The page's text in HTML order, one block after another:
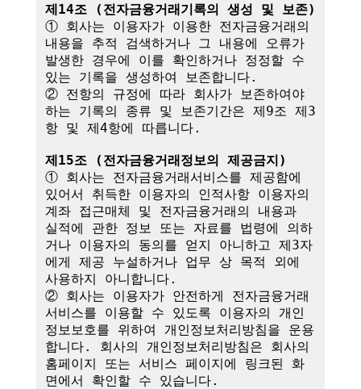
제14조 (전자금융거래기록의 생성 및 보존)
① 회사는 이용자가 이용한 전자금융거래의
내용을 추적 검색하거나 그 내용에 오류가
발생한 경우에 이를 확인하거나 정정할 수
있는 기록을 생성하여 보존합니다.
② 전항의 규정에 따라 회사가 보존하여야
하는 기록의 종류 및 보존기간은 제9조 제3
항 및 제4항에 따릅니다.
제15조 (전자금융거래정보의 제공금지)
① 회사는 전자금융거래서비스를 제공함에
있어서 취득한 이용자의 인적사항 이용자의
계좌 접근매체 및 전자금융거래의 내용과
실적에 관한 정보 또는 자료를 법령에 의하
거나 이용자의 동의를 얻지 아니하고 제3자
에게 제공 누설하거나 업무 상 목적 외에
사용하지 아니합니다.
② 회사는 이용자가 안전하게 전자금융거래
서비스를 이용할 수 있도록 이용자의 개인
정보보호를 위하여 개인정보처리방침을 운용
합니다. 회사의 개인정보처리방침은 회사의
홈페이지 또는 서비스 페이지에 링크된 화
면에서 확인할 수 있습니다.